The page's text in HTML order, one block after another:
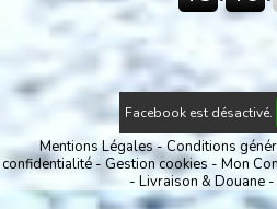
Facebook est désactivé.
Mentions Légales Conditions
confidentialité
Gestion cookies Mon
Livraison & Douane